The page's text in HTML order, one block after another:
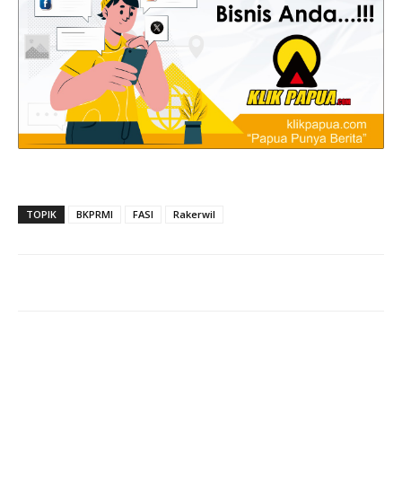
TOPIK BKPRMI FASI Rakerwil